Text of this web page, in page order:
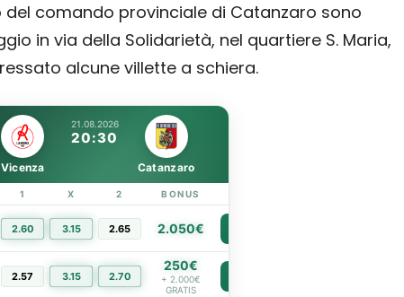
del comando provinciale di Catanzaro sono
in via della Solidarietà, nel quartiere S. Maria,
alcune villette a schiera.
21.08.2026
20:30
Vicenza Catanzaro
1 X 2 BONUS
2.60 3.15 2.65 2.050€
2.57 3.15 2.70
250€
+ 2.000€
GRATIS